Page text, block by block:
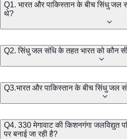
Q1. भारत और पाकिस्तान के बीच सिंधु जल
थे?
Q2. सिंधु जल संधि के तहत भारत को कौन
Q3.भारत और पाकिस्तान के बीच सिंधु जल
Q4. 330 मेगावाट की किशनगंगा जलविद्युत
पर बनाई जा रही है?